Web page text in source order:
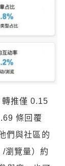
推僅 0.15
條回覆
們與社區的
瀏覽量）約